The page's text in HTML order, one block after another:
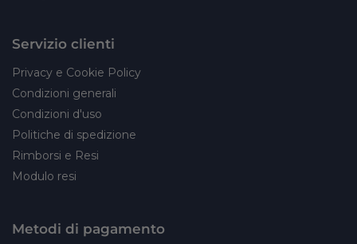
Servizio clienti
Privacy e Cookie Policy
Condizioni generali
Condizioni d'uso
Politiche di spedizione
Rimborsi e Resi
Modulo resi
Metodi di pagamento